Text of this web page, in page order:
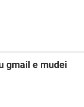
gmail e mudei